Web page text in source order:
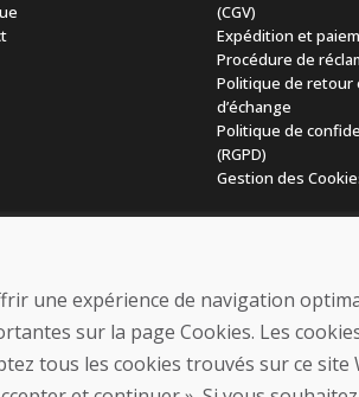
(CGV)
Expédition et
Procédure de
Politique de retour
d’échange
Politique de
(RGPD)
Gestion des
© DOMIVOSPORT 2026,
une expérience de navigation
sur la page Cookies. Les
tous les cookies trouvés sur ce site